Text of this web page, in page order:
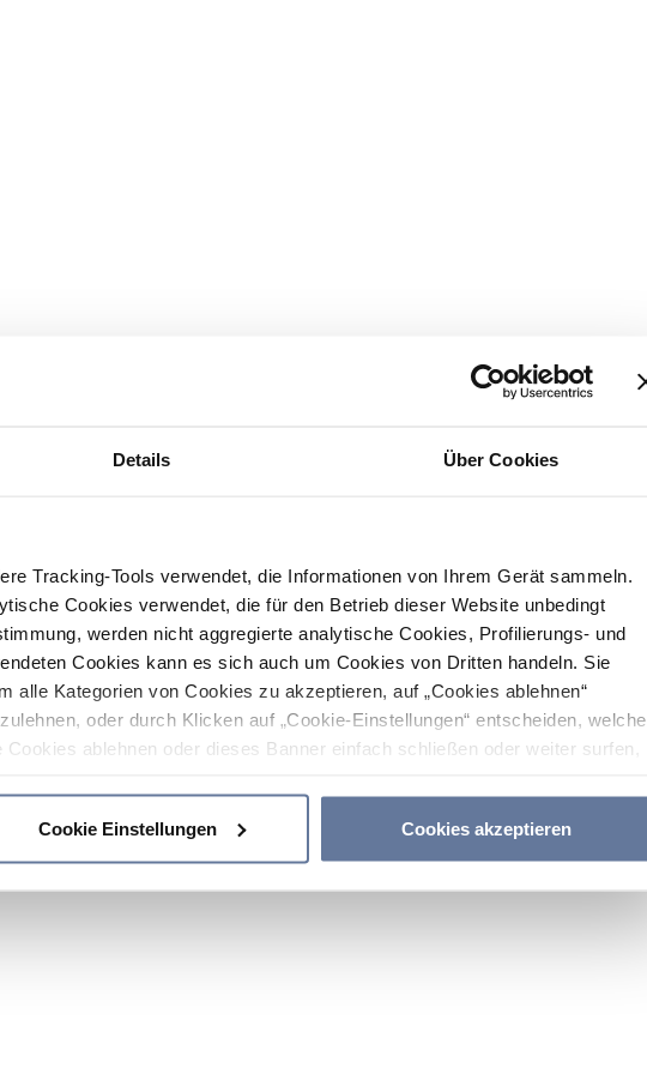
Details Über Cookies
Tracking-Tools verwendet, die Informationen von Ihrem Gerät sammeln.
Cookies verwendet, die für den Betrieb dieser Website unbedingt
werden nicht aggregierte analytische Cookies, Profilierungs- und
Cookies kann es sich auch um Cookies von Dritten handeln. Sie
alle Kategorien von Cookies zu akzeptieren, auf „Cookies ablehnen“
oder durch Klicken auf „Cookie-Einstellungen“ entscheiden, welche
ablehnen oder dieses Banner einfach schließen oder weiter surfen,
Cookie Einstellungen Cookies akzeptieren